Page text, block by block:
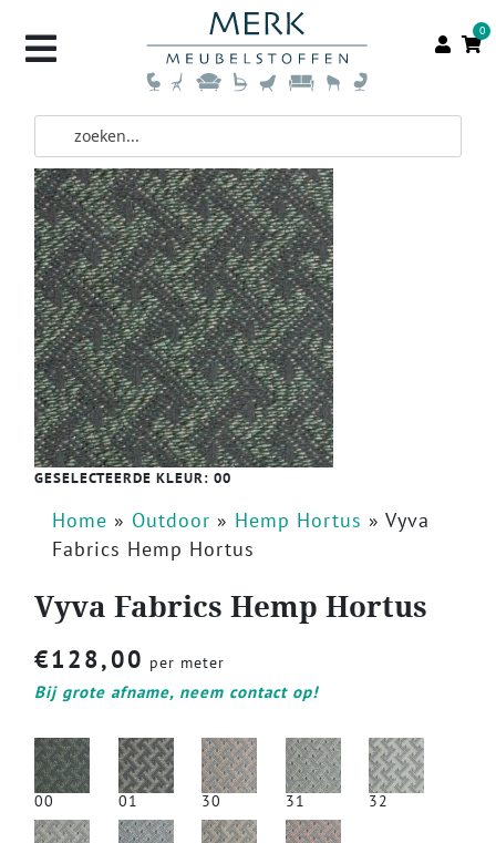
0
GESELECTEERDE KLEUR: 00
Home » Outdoor » Hemp Hortus » Vyva
Fabrics Hemp Hortus
Vyva Fabrics Hemp Hortus
€128,00 per meter
Bij grote afname, neem contact op!
00 01 30 31 32